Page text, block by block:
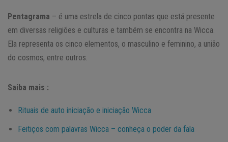
Pentagrama – é uma estrela de cinco pontas que está presente
em diversas religiões e culturas e também se encontra na Wicca.
Ela representa os cinco elementos, o masculino e feminino, a união
do cosmos, entre outros.
Saiba mais :
Rituais de auto iniciação e iniciação Wicca
Feitiços com palavras Wicca – conheça o poder da fala